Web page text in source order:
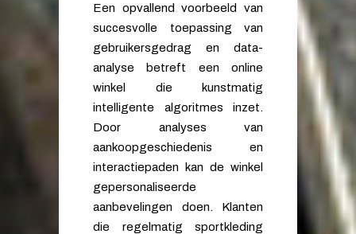
Een opvallend voorbeeld van
succesvolle toepassing van
gebruikersgedrag en data-
analyse betreft een online
winkel die kunstmatig
intelligente algoritmes inzet.
Door analyses van
aankoopgeschiedenis en
interactiepaden kan de winkel
gepersonaliseerde
aanbevelingen doen. Klanten
die regelmatig sportkleding